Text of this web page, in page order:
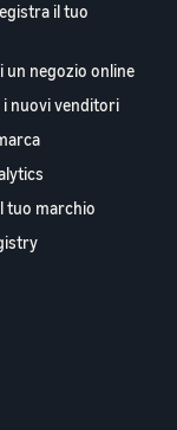
il tuo
un negozio online
i nuovi venditori
tuo marchio